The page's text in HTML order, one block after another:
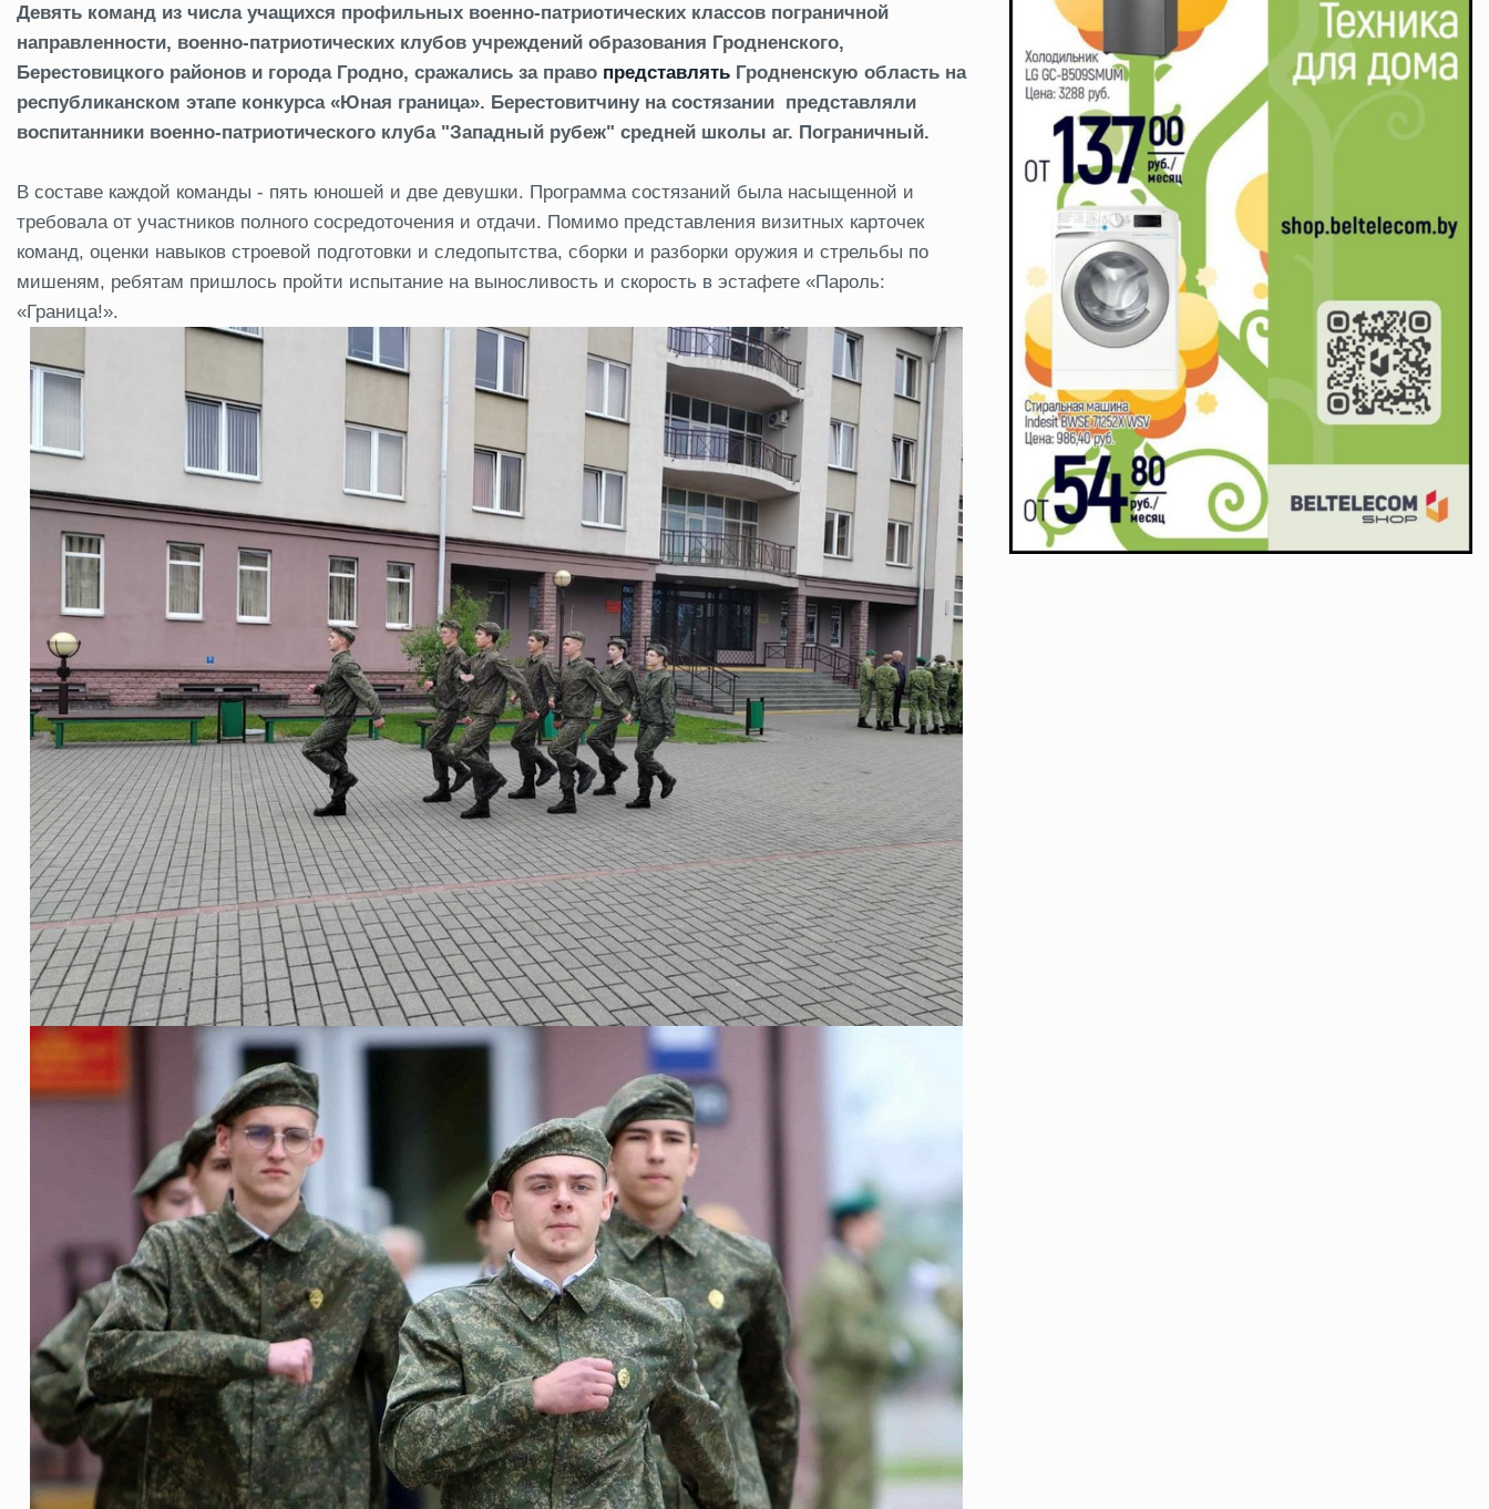
Девять команд из числа учащихся профильных военно-патриотических классов пограничной
направленности, военно-патриотических клубов учреждений образования Гродненского,
Берестовицкого районов и города Гродно, сражались за право представлять Гродненскую область на
республиканском этапе конкурса «Юная граница». Берестовитчину на состязании представляли
воспитанники военно-патриотического клуба "Западный рубеж" средней школы аг. Пограничный.
В составе каждой команды - пять юношей и две девушки. Программа состязаний была насыщенной и
требовала от участников полного сосредоточения и отдачи. Помимо представления визитных карточек
команд, оценки навыков строевой подготовки и следопытства, сборки и разборки оружия и стрельбы по
мишеням, ребятам пришлось пройти испытание на выносливость и скорость в эстафете «Пароль:
«Граница!».